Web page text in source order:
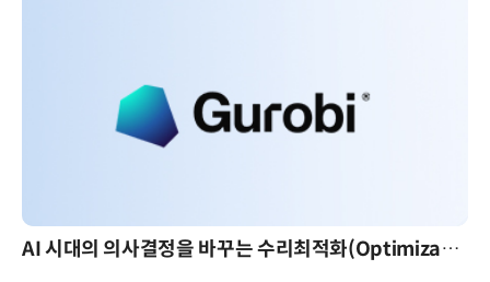
AI 시대의 의사결정을 바꾸는 수리최적화(Optimization): 실제 산업 적용 사례와 활용 전략